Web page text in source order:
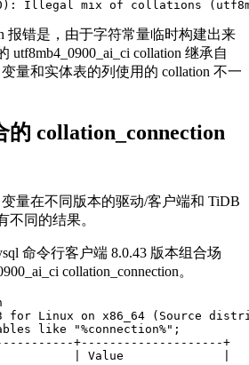
报错是，由于字符常量临时构建出来
utf8mb4_0900_ai_ci collation 继承自
变量和实体表的列使用的 collation 不一
的 collation_connection
变量在不同版本的驱动/客户端和 TiDB
不同的结果。
命令行客户端 8.0.43 版本组合场
collation_connection。
for Linux on x86_64 (Source
like "%connection%";
+--------------------+
| Value              |